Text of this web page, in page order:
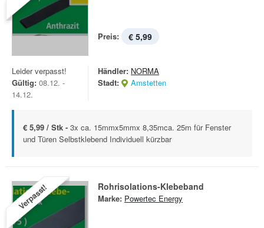
Preis: € 5,99
Leider verpasst!
Gültig: 08.12. -
14.12.
Händler: NORMA
Stadt:
Amstetten
€ 5,99 / Stk - 3x ca. 15mmx5mmx 8,35mca. 25m für Fenster
und Türen Selbstklebend Individuell kürzbar
Verpasst! Rohrisolations-Klebeband
Marke: Powertec Energy